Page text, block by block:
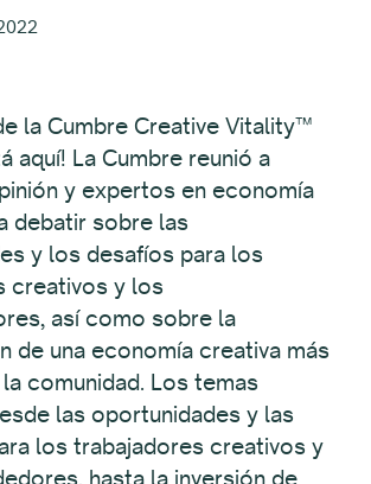
la Cumbre Creative Vitality™
aquí! La Cumbre reunió a
y expertos en economía
debatir sobre las
y los desafíos para los
creativos y los
así como sobre la
de una economía creativa más
comunidad. Los temas
las oportunidades y las
los trabajadores creativos y
hasta la inversión de